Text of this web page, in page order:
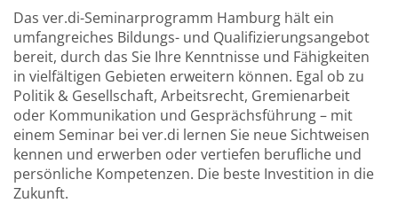
Das ver.di-Seminarprogramm Hamburg hält ein
umfangreiches Bildungs- und Qualifizierungsangebot
bereit, durch das Sie Ihre Kenntnisse und Fähigkeiten
in vielfältigen Gebieten erweitern können. Egal ob zu
Politik & Gesellschaft, Arbeitsrecht, Gremienarbeit
oder Kommunikation und Gesprächsführung – mit
einem Seminar bei ver.di lernen Sie neue Sichtweisen
kennen und erwerben oder vertiefen berufliche und
persönliche Kompetenzen. Die beste Investition in die
Zukunft.